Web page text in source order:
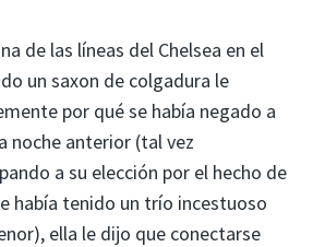
de las líneas del Chelsea en el
un saxon de colgadura le
por qué se había negado a
noche anterior (tal vez
a su elección por el hecho de
había tenido un trío incestuoso
ella le dijo que conectarse